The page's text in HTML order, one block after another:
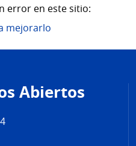
error en este sitio:
mejorarlo
Abiertos